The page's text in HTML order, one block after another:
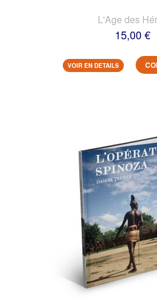
L'Age des
15,00 €
VOIR EN DETAILS